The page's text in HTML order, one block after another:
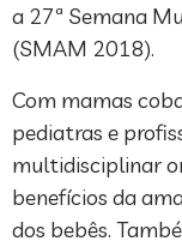
a 27ª Semana
(SMAM 2018).
Com mamas
pediatras e
multidisciplinar
benefícios da
dos bebês.